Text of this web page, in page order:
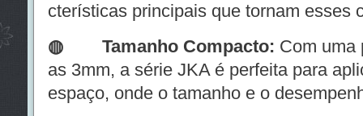
cterísticas principais que tornam esses
◍ Tamanho Compacto: Com uma
as 3mm, a série JKA é perfeita para
espaço, onde o tamanho e o